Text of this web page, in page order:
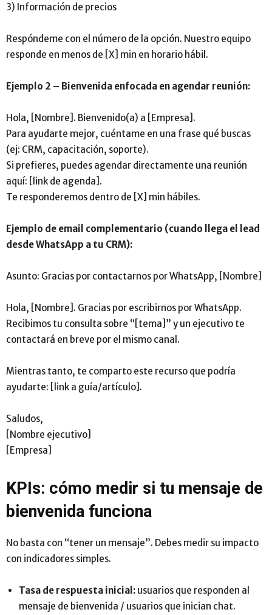
3) Información de precios
Respóndeme con el número de la opción. Nuestro equipo
responde en menos de [X] min en horario hábil.
Ejemplo 2 – Bienvenida enfocada en agendar reunión:
Hola, [Nombre]. Bienvenido(a) a [Empresa].
Para ayudarte mejor, cuéntame en una frase qué buscas
(ej: CRM, capacitación, soporte).
Si prefieres, puedes agendar directamente una reunión
aquí: [link de agenda].
Te responderemos dentro de [X] min hábiles.
Ejemplo de email complementario (cuando llega el lead
desde WhatsApp a tu CRM):
Asunto: Gracias por contactarnos por WhatsApp, [Nombre]
Hola, [Nombre]. Gracias por escribirnos por WhatsApp.
Recibimos tu consulta sobre “[tema]” y un ejecutivo te
contactará en breve por el mismo canal.
Mientras tanto, te comparto este recurso que podría
ayudarte: [link a guía/artículo].
Saludos,
[Nombre ejecutivo]
[Empresa]
KPIs: cómo medir si tu mensaje de
bienvenida funciona
No basta con “tener un mensaje”. Debes medir su impacto
con indicadores simples.
Tasa de respuesta inicial: usuarios que responden al
mensaje de bienvenida / usuarios que inician chat.